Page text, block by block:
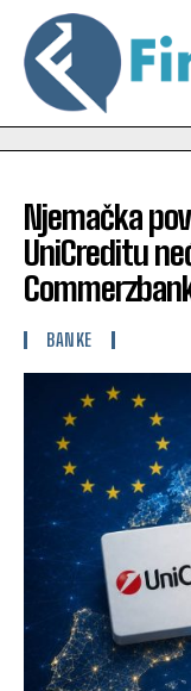
Njemačka
UniCreditu
BANKE